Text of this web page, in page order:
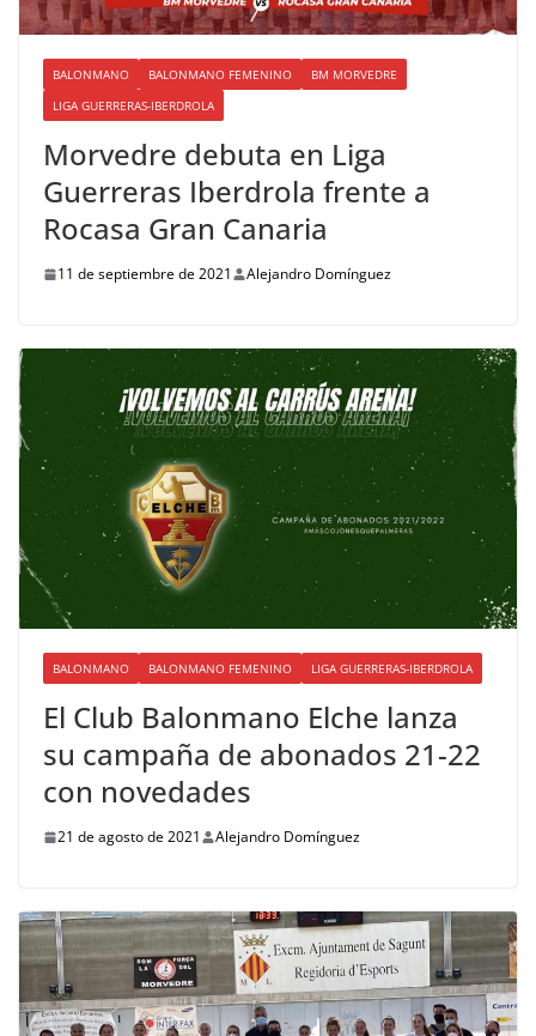
BALONMANO BALONMANO FEMENINO
BM MORVEDRE
LIGA GUERRERAS-IBERDROLA
Morvedre debuta en Liga
Guerreras Iberdrola frente a
Rocasa Gran Canaria
11 de septiembre de 2021 Alejandro Domínguez
BALONMANO BALONMANO FEMENINO LIGA GUERRERAS-IBERDROLA
El Club Balonmano Elche lanza
su campaña de abonados 21-22
con novedades
21 de agosto de 2021 Alejandro Domínguez